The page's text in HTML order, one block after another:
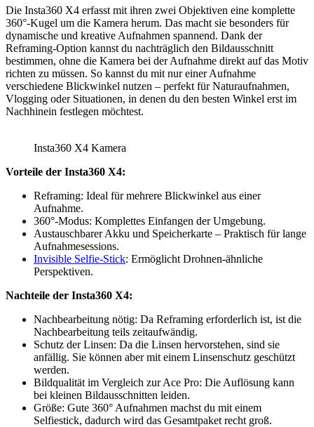
Die Insta360 X4 erfasst mit ihren zwei Objektiven eine komplette
360°-Kugel um die Kamera herum. Das macht sie besonders für
dynamische und kreative Aufnahmen spannend. Dank der
Reframing-Option kannst du nachträglich den Bildausschnitt
bestimmen, ohne die Kamera bei der Aufnahme direkt auf das Motiv
richten zu müssen. So kannst du mit nur einer Aufnahme
verschiedene Blickwinkel nutzen – perfekt für Naturaufnahmen,
Vlogging oder Situationen, in denen du den besten Winkel erst im
Nachhinein festlegen möchtest.
Insta360 X4 Kamera
Vorteile der Insta360 X4:
Reframing: Ideal für mehrere Blickwinkel aus einer
Aufnahme.
360°-Modus: Komplettes Einfangen der Umgebung.
Austauschbarer Akku und Speicherkarte – Praktisch für lange
Aufnahmesessions.
Invisible Selfie-Stick: Ermöglicht Drohnen-ähnliche
Perspektiven.
Nachteile der Insta360 X4:
Nachbearbeitung nötig: Da Reframing erforderlich ist, ist die
Nachbearbeitung teils zeitaufwändig.
Schutz der Linsen: Da die Linsen hervorstehen, sind sie
anfällig. Sie können aber mit einem Linsenschutz geschützt
werden.
Bildqualität im Vergleich zur Ace Pro: Die Auflösung kann
bei kleinen Bildausschnitten leiden.
Größe: Gute 360° Aufnahmen machst du mit einem
Selfiestick, dadurch wird das Gesamtpaket recht groß.